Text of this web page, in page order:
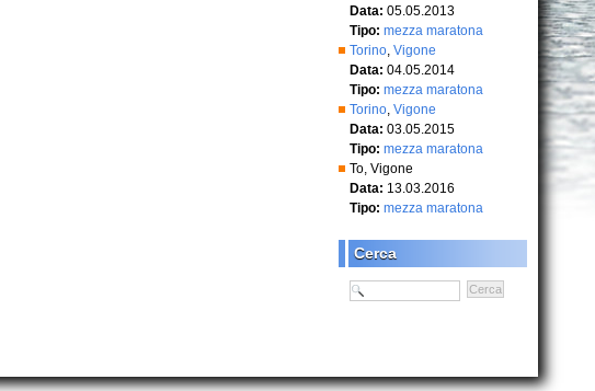
Data: 05.05.2013
Tipo: mezza maratona
Torino, Vigone
Data: 04.05.2014
Tipo: mezza maratona
Torino, Vigone
Data: 03.05.2015
Tipo: mezza maratona
To, Vigone
Data: 13.03.2016
Tipo: mezza maratona
Cerca